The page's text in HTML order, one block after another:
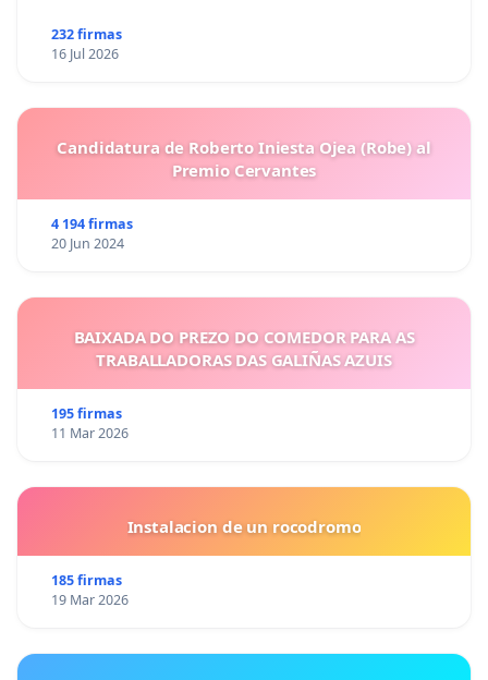
232 firmas
16 Jul 2026
Candidatura de Roberto Iniesta Ojea (Robe) al
Premio Cervantes
4 194 firmas
20 Jun 2024
BAIXADA DO PREZO DO COMEDOR PARA AS
TRABALLADORAS DAS GALIÑAS AZUIS
195 firmas
11 Mar 2026
Instalacion de un rocodromo
185 firmas
19 Mar 2026